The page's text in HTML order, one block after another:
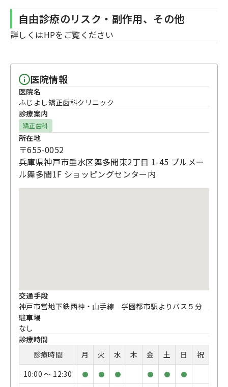
自由診療のリスク・副作用、その他
詳しくはHPをご覧ください
医院情報
医院名
ふじよし矯正歯科クリニック
診療案内
矯正歯科
所在地
〒655-0052
兵庫県神戸市垂水区舞多聞東2丁目 1-45 ブルメー
ル舞多聞1F ショッピングセンター内
交通手段
神戸市営地下鉄西神・山手線 学園都市駅よりバス５分
駐車場
なし
診療時間
診療時間
月 火 水 木 金 土 日
祝
10:00 〜 12:30
● ● ● ● ● ●